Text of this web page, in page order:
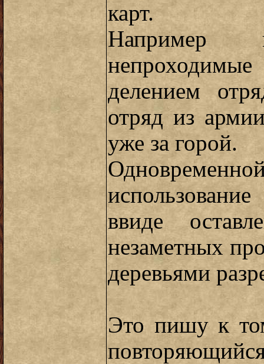
карт.
Например
делением
отряд из
уже за горой.
ввиде
незаметных
деревьями
Это пишу к